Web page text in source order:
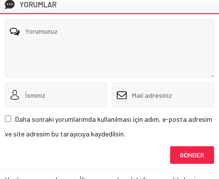
YORUMLAR
Daha sonraki yorumlarımda kullanılması için adım, e-posta adresim
ve site adresim bu tarayıcıya kaydedilsin.